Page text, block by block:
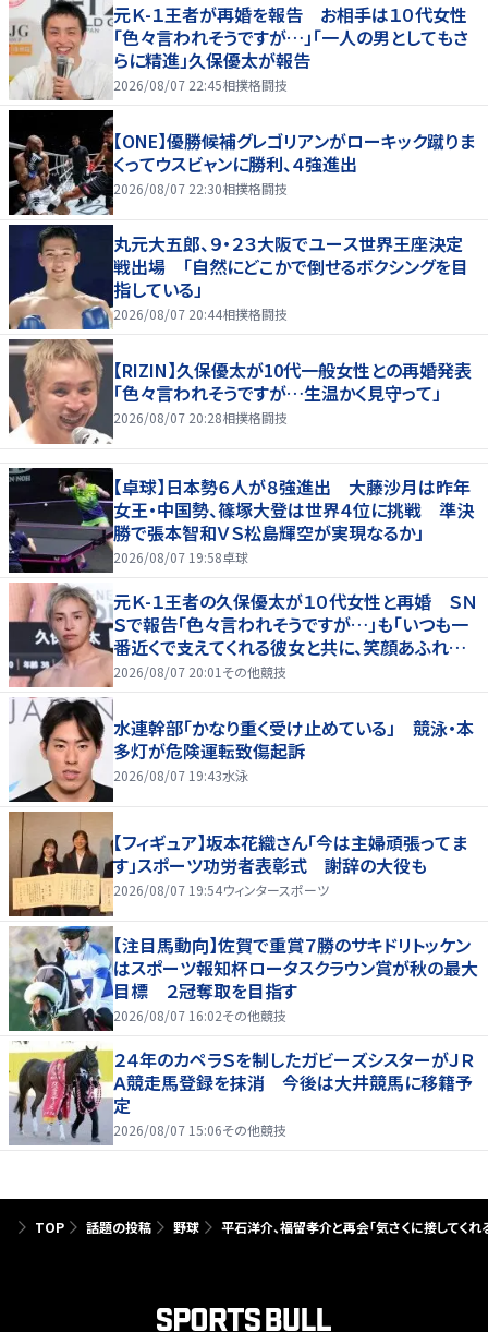
元Ｋ-１王者が再婚を報告 お相手は１０代女性
「色々言われそうですが…」「一人の男としてもさ
らに精進」久保優太が報告
2026/08/07 22:45相撲格闘技
【ONE】優勝候補グレゴリアンがローキック蹴りま
くってウスビャンに勝利、４強進出
2026/08/07 22:30相撲格闘技
丸元大五郎、９・２３大阪でユース世界王座決定
戦出場 「自然にどこかで倒せるボクシングを目
指している」
2026/08/07 20:44相撲格闘技
【RIZIN】久保優太が10代一般女性との再婚発表
「色々言われそうですが…生温かく見守って」
2026/08/07 20:28相撲格闘技
【卓球】日本勢６人が８強進出 大藤沙月は昨年
女王・中国勢、篠塚大登は世界４位に挑戦 準決
勝で張本智和ＶＳ松島輝空が実現なるか」
2026/08/07 19:58卓球
元Ｋ-１王者の久保優太が１０代女性と再婚 ＳＮ
Ｓで報告「色々言われそうですが…」も「いつも一
番近くで支えてくれる彼女と共に、笑顔あふれる
家庭を築いていきたい」
2026/08/07 20:01 その他競技
水連幹部「かなり重く受け止めている」 競泳・本
多灯が危険運転致傷起訴
2026/08/07 19:43水泳
【フィギュア】坂本花織さん「今は主婦頑張ってま
す」スポーツ功労者表彰式 謝辞の大役も
2026/08/07 19:54ウィンタースポーツ
【注目馬動向】佐賀で重賞７勝のサキドリトッケン
はスポーツ報知杯ロータスクラウン賞が秋の最大
目標 ２冠奪取を目指す
2026/08/07 16:02その他競技
２４年のカペラＳを制したガビーズシスターがＪＲ
Ａ競走馬登録を抹消 今後は大井競馬に移籍予
定
2026/08/07 15:06その他競技
TOP 話題の投稿 野球 平石洋介、福留孝介と再会「気さくに接してくれ